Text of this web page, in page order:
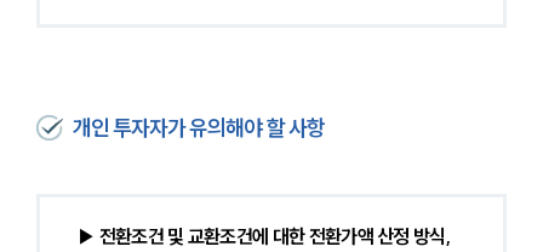
개인 투자자가 유의해야 할 사항
▶ 전환조건 및 교환조건에 대한 전환가액 산정 방식,